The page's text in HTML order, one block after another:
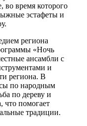
во время которого
эстафеты и
региона
«Ночь
ансамбли с
и
региона. В
по народным
по дереву и
что помогает
традиции.